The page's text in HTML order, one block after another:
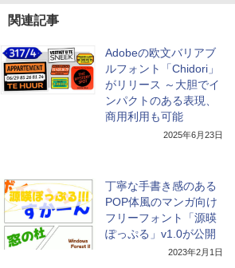
関連記事
Adobeの欧文バリアブ
ルフォント「Chidori」
がリリース ～大胆でイ
ンパクトのある表現、
商用利用も可能
2025年6月23日
丁寧な手書き感のある
POP体風のマンガ向け
フリーフォント「源暎
ぽっぷる」v1.0が公開
2023年2月1日